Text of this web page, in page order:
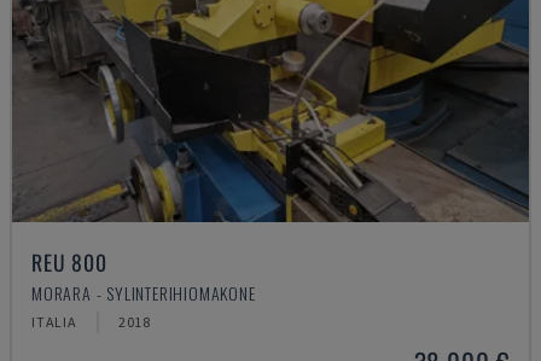
REU 800
MORARA - SYLINTERIHIOMAKONE
ITALIA 2018